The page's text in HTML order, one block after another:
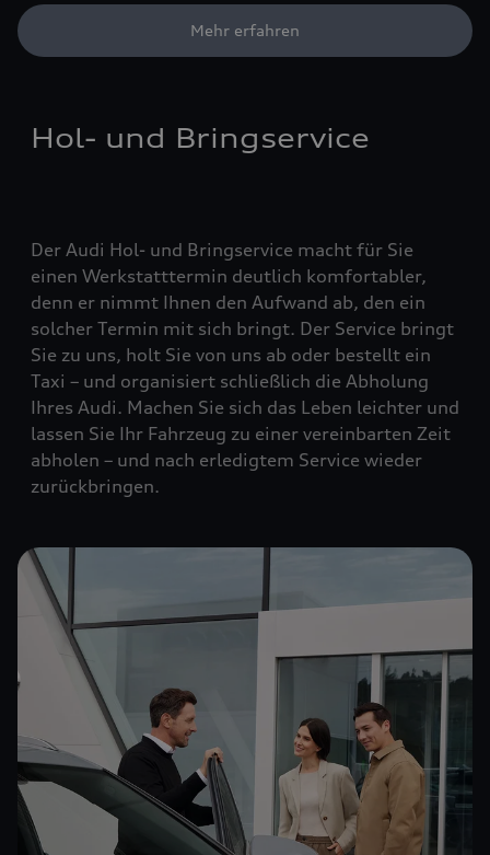
Mehr erfahren
Hol- und Bringservice
Der Audi Hol- und Bringservice macht für Sie
einen Werkstatttermin deutlich komfortabler,
denn er nimmt Ihnen den Aufwand ab, den ein
solcher Termin mit sich bringt. Der Service bringt
Sie zu uns, holt Sie von uns ab oder bestellt ein
Taxi – und organisiert schließlich die Abholung
Ihres Audi. Machen Sie sich das Leben leichter und
lassen Sie Ihr Fahrzeug zu einer vereinbarten Zeit
abholen – und nach erledigtem Service wieder
zurückbringen.